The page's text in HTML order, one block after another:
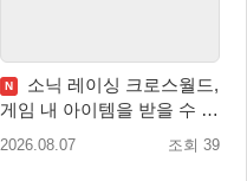
N
소닉 레이싱 크로스월드,
게임 내 아이템을 받을 수 있
는 ‘레전드 대회 라운드 7’ 개
2026.08.07 조회 39